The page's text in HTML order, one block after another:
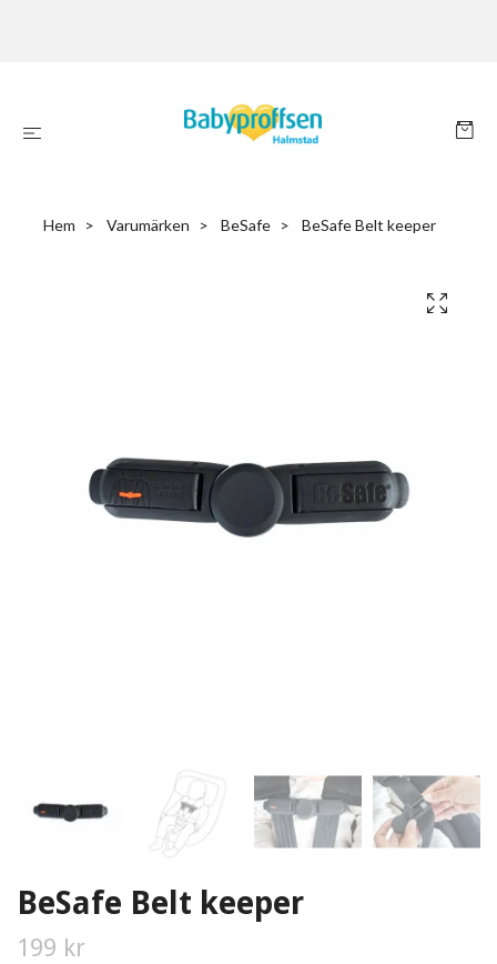
Hem Varumärken BeSafe BeSafe Belt keeper
BeSafe Belt keeper
199 kr